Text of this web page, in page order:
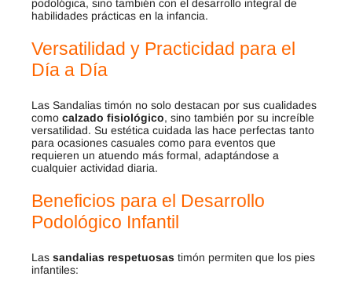
podológica, sino también con el desarrollo integral de
habilidades prácticas en la infancia.
Versatilidad y Practicidad para el
Día a Día
Las Sandalias timón no solo destacan por sus cualidades
como calzado fisiológico, sino también por su increíble
versatilidad. Su estética cuidada las hace perfectas tanto
para ocasiones casuales como para eventos que
requieren un atuendo más formal, adaptándose a
cualquier actividad diaria.
Beneficios para el Desarrollo
Podológico Infantil
Las sandalias respetuosas timón permiten que los pies
infantiles: